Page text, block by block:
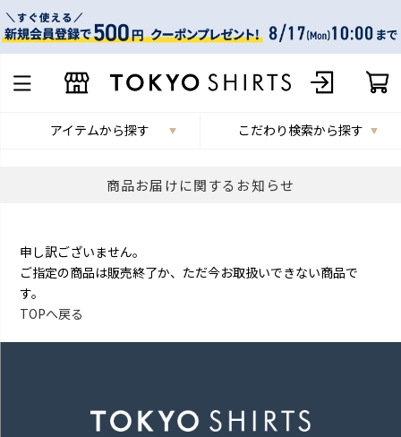
アイテムから探す こだわり検索から探す
商品お届けに関するお知らせ
申し訳ございません。
ご指定の商品は販売終了か、ただ今お取扱いできない商品で
す。
TOPへ戻る